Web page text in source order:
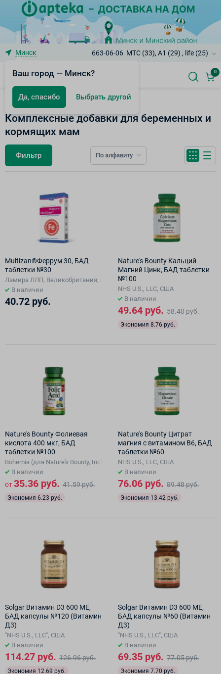
Минск
Ваш город — Минск?
Да, спасибо Выбрать другой
663-06-06 МТС (33), A1 (29) , life (25)
0
БАД к пище
Комплексные добавки для беременных и
кормящих мам
Фильтр По алфавиту
Multizan®Феррум 30, БАД
таблетки №30
Ламира ЛЛП, Великобритания, произведено Квест Витаминз Мидл
В наличии
40.72 руб.
Nature's Bounty Кальций
Магний Цинк, БАД таблетки
№100
NHS U.S., LLC, США
В наличии
49.64 руб. 58.40 руб.
Экономия 8.76 руб.
Nature's Bounty Фолиевая
кислота 400 мкг, БАД
таблетки №100
Bohemia (для Nature's Bounty, Inc), США
В наличии
от35.36 руб. 41.59 руб.
Экономия 6.23 руб.
Nature's Bounty Цитрат
магния с витамином В6, БАД
таблетки №60
NHS U.S., LLC, США
В наличии
76.06 руб. 89.48 руб.
Экономия 13.42 руб.
Solgar Витамин D3 600 МЕ,
БАД капсулы №120 (Витамин
Д3)
"NHS U.S., LLC", США
В наличии
114.27 руб. 126.96 руб.
Экономия 12.69 руб.
Solgar Витамин D3 600 МЕ,
БАД капсулы №60 (Витамин
Д3)
"NHS U.S., LLC", США
В наличии
69.35 руб. 77.05 руб.
Экономия 7.70 руб.